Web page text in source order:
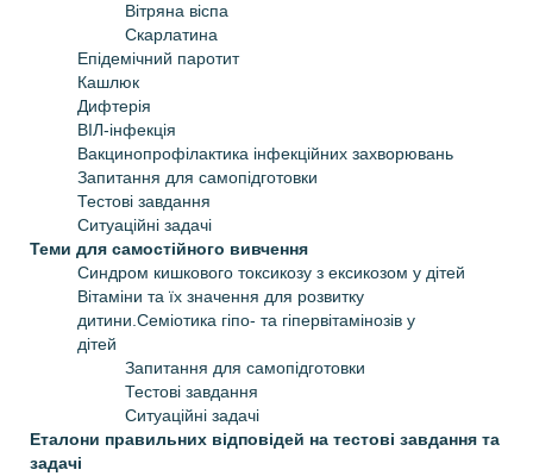
Вітряна віспа
Скарлатина
Епідемічний паротит
Кашлюк
Дифтерія
ВІЛ-інфекція
Вакцинопрофілактика інфекційних захворювань
Запитання для самопідготовки
Тестові завдання
Ситуаційні задачі
Теми для самостійного вивчення
Синдром кишкового токсикозу з ексикозом у дітей
Вітаміни та їх значення для розвитку
дитини.Семіотика гіпо- та гіпервітамінозів у
дітей
Запитання для самопідготовки
Тестові завдання
Ситуаційні задачі
Еталони правильних відповідей на тестові завдання та
задачі